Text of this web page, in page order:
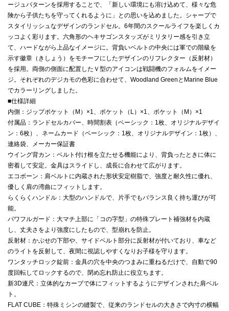
ージュパターンを採用することで、「新しい環境にも溶け込めて、様々な危
険から子供たちを守ってくれるように」との思いを込めました。シャープで
スタイリッシュなデザインのランドセル。6年間のスクールライフを楽しくカ
ッコよく彩ります。六角形のヘキサゴンスタッズがミリタリー感を引き立
て、ハードながら上品なイメージに。背負いベルトの中央には軍での階級を
示す徽章（きしょう）をモチーフにしたデザインのリフレクター（反射材）
を採用。両側の側面に配置したＶ型のアイコンは戦闘機のフォルムをイメー
ジ。それぞれのデジカモの色彩に合わせて、Woodland GreenとMarine Blue
でカラーリングしました。
■仕様詳細
内側：ジップポケット（M）×1、ポケット（L）×1、ポケット（M）×1
付属品：ランドセルカバー、時間割表（ベーシック：1枚、オリジナルデザイ
ン：6枚）、ネームカード（ベーシック：1枚、オリジナルデザイン：1枚）、
連絡袋、メーカー保証書
ウイング背カン：ベルト付け根を立たせる機能により、背負ったときに体に
密着して安定。金具はスライドし、成長に合わせて広がります。
エコボーン：肩ベルトに内蔵された形状安定樹脂で、強度と耐久性に優れ、
優しく肩の湾曲にフィットします。
らくらくハンドル：大型のハンドルで、片手でもバランス良く持ち運びが可
能。
パワフルガード：大マチ上部に「コの字型」の特殊プレート補強材を内蔵
し、丈夫さをより強度にしたもので、型崩れを防止。
反射材：かぶせの下部や、サイドベルト部分に反射材が付いており、車など
のライトを反射して、夜間に視認しやすくなりお子様を守ります。
ワンタッチロック錠前：金具の穴を中央のつまみに重ねるだけで、自動で90
度回転してロックするので、閉め忘れ防止に役立ちます。
新3D連尺：立体的なカーブで体にフィットするようにデザインされた肩ベル
ト。
FLAT CUBE：特殊ミシンの縫製で、従来のランドセルの大きさで内寸の横幅